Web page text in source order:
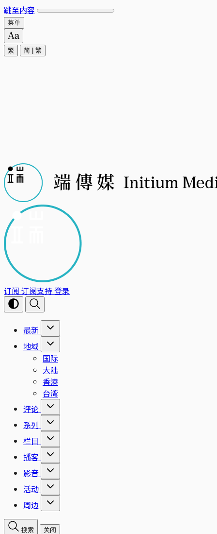
跳至内容
菜单
繁 简 繁
订阅 订阅支持登录
最新
地域
国际
大陆
香港
台湾
评论
系列
栏目
播客
影音
活动
周边
搜索 关闭